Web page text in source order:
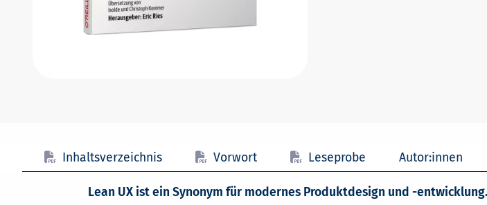
Inhaltsverzeichnis Vorwort Leseprobe Autor:innen
Lean UX ist ein Synonym für modernes Produktdesign und -